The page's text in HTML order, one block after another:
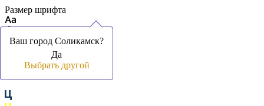
Размер шрифта
Цвет фона и шрифта
Ваш город Соликамск?
Да
Выбрать другой
Ваш город Соликамск?
Да
Выбрать другой